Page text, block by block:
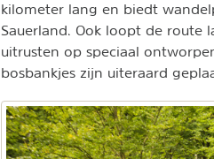
kilometer lang en biedt
Sauerland. Ook loopt de route
uitrusten op speciaal
bosbankjes zijn uiteraard